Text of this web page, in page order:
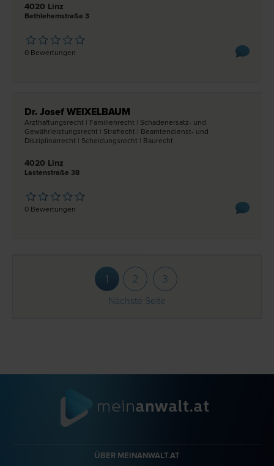
4020 Linz
Bethlehemstraße 3
0 Bewertungen
Dr. Josef WEIXELBAUM
Arzthaftungs­recht | Familien­recht | Schadenersatz- und
Gewährleistungs­recht | Straf­recht | Beamtendienst- und
Disziplinar­recht | Scheidungs­recht | Bau­recht
4020 Linz
Lastenstraße 38
0 Bewertungen
1 2 3
Nächste Seite
ÜBER MEINANWALT.AT